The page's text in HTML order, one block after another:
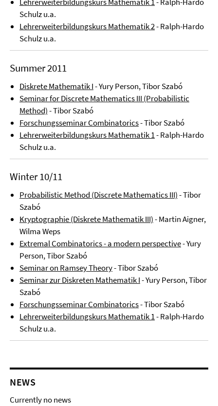
Schulz u.a.
Lehrerweiterbildungskurs Mathematik 2- Ralph-Hardo
Schulz u.a.
Summer 2011
Diskrete Mathematik I- Yury Person, Tibor Szabó
Seminar for Discrete Mathematics III (Probabilistic
Method)- Tibor Szabó
Forschungsseminar Combinatorics- Tibor Szabó
Lehrerweiterbildungskurs Mathematik 1- Ralph-Hardo
Schulz u.a.
Winter 10/11
Probabilistic Method (Discrete Mathematics III)- Tibor
Szabó
Kryptographie (Diskrete Mathematik III)- Martin Aigner,
Wilma Weps
Extremal Combinatorics - a modern perspective- Yury
Person, Tibor Szabó
Seminar on Ramsey Theory- Tibor Szabó
Seminar zur Diskreten Mathematik I- Yury Person, Tibor
Szabó
Forschungsseminar Combinatorics- Tibor Szabó
Lehrerweiterbildungskurs Mathematik 1- Ralph-Hardo
Schulz u.a.
NEWS
Currently no news